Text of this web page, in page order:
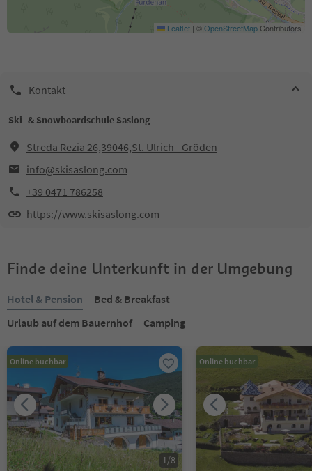
Leaflet | ©OpenStreetMapContributors
Kontakt
Ski- & Snowboardschule Saslong
Streda Rezia 26,39046,St. Ulrich - Gröden
info@skisaslong.com
+39 0471 786258
https://www.skisaslong.com
Finde deine Unterkunft in der Umgebung
Hotel & Pension
Bed & Breakfast
Urlaub auf dem Bauernhof
Camping
Online buchbar
1/8
Online buchbar